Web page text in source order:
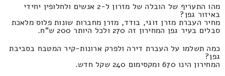
מהו התעריף של הובלה של מזרון ל-2 אנשים ולחלופין יחידי
באיזור גפן?
מחיר העברת מזרן זוגי, בודד, מזרן מחברות שונות פלוס מלאכת
סבלים בעיר גפן המחירון זה 270 ולכל היותר 200 ש"ח.
כמה תשלמו על העברת דירה ולפרק ארונות-קיר המטבח בסביבת
גפן?
המחירון הינו 670 ומקסימום 240 שקל חדש.